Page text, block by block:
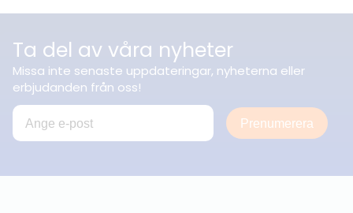
Ta del av våra nyheter
Missa inte senaste uppdateringar, nyheterna eller
erbjudanden från oss!
Prenumerera